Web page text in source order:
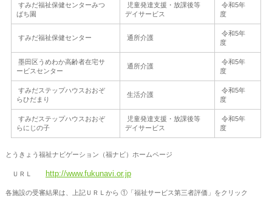
すみだ福祉保健センターみつ
ばち園
児童発達支援・放課後等
デイサービス
令和5年
度
すみだ福祉保健センター 通所介護
令和5年
度
墨田区うめわか高齢者在宅サ
ービスセンター
通所介護
令和5年
度
すみだステップハウスおおぞ
らひだまり
生活介護
令和5年
度
すみだステップハウスおおぞ
らにじの子
児童発達支援・放課後等
デイサービス
令和5年
度
とうきょう福祉ナビゲーション（福ナビ）ホームページ
ＵＲＬ http://www.fukunavi.or.jp
各施設の受審結果は、上記ＵＲＬから ①「福祉サービス第三者評価」をクリック